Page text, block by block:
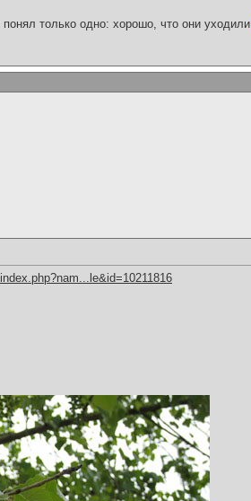
только одно: хорошо, что они уходили.